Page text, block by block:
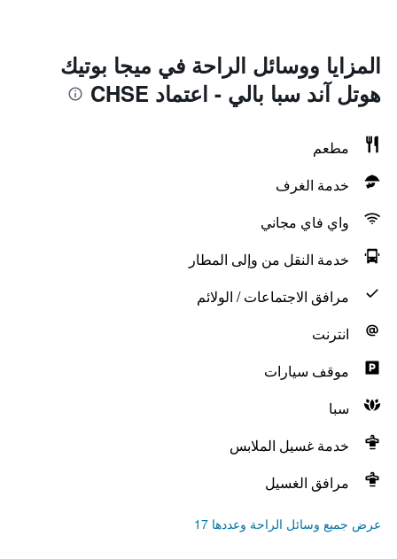
المزايا ووسائل الراحة في ميجا بوتيك
هوتل آند سبا بالي - اعتماد CHSE
مطعم
خدمة الغرف
واي فاي مجاني
خدمة النقل من وإلى المطار
مرافق الاجتماعات / الولائم
انترنت
موقف سيارات
سبا
خدمة غسيل الملابس
مرافق الغسيل
عرض جميع وسائل الراحة وعددها 17